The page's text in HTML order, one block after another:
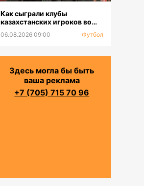
Как сыграли клубы
казахстанских игроков во
06.08.2026 09:00 Футбол
Здесь могла бы быть
ваша реклама
+7 (705) 715 70 96